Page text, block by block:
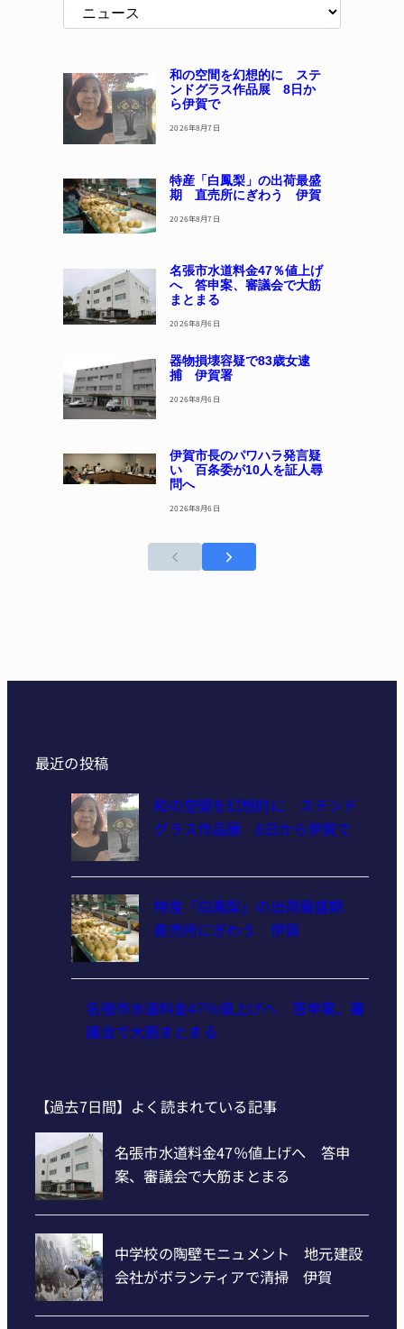
和の空間を幻想的に ステ
ンドグラス作品展 8日か
ら伊賀で
2026年8月7日
特産「白鳳梨」の出荷最盛
期 直売所にぎわう 伊賀
2026年8月7日
名張市水道料金47％値上げ
へ 答申案、審議会で大筋
まとまる
2026年8月6日
器物損壊容疑で83歳女逮
捕 伊賀署
2026年8月6日
伊賀市長のパワハラ発言疑
い 百条委が10人を証人尋
問へ
2026年8月6日
最近の投稿
和の空間を幻想的に ステンド
グラス作品展 8日から伊賀で
特産「白鳳梨」の出荷最盛期
直売所にぎわう 伊賀
名張市水道料金47％値上げへ 答申案、審
議会で大筋まとまる
【過去7日間】よく読まれている記事